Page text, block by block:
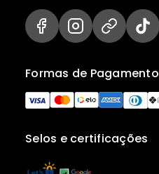
Selos e certificações
Formas de Pagamento